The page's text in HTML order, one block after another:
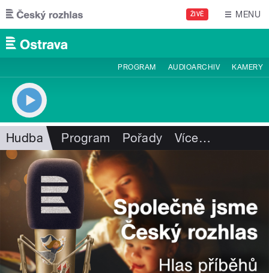
Přejít k hlavnímu obsahu
ŽIVĚ MENU
PROGRAM AUDIOARCHIV KAMERY
Hudba Program Pořady Více…